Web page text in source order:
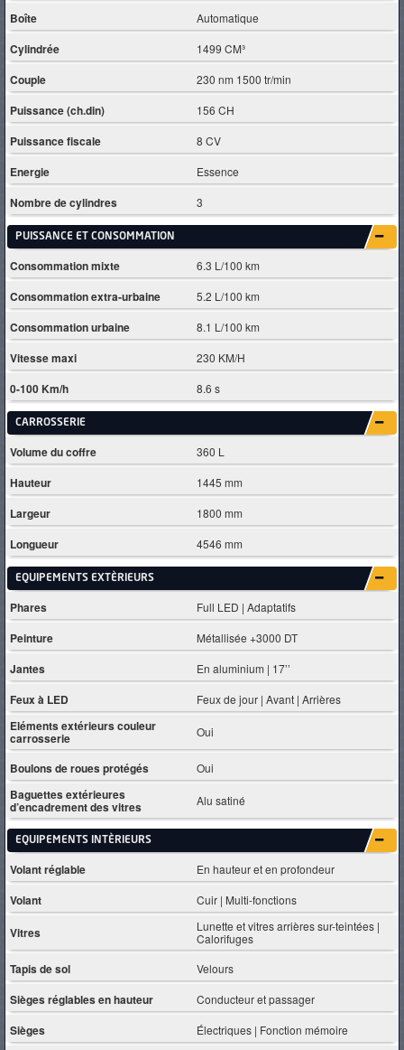
Boîte Automatique
Cylindrée 1499 CM³
Couple 230 nm 1500 tr/min
Puissance (ch.din) 156 CH
Puissance fiscale 8 CV
Energie Essence
Nombre de cylindres 3
PUISSANCE ET CONSOMMATION
Consommation mixte 6.3 L/100 km
Consommation extra-urbaine 5.2 L/100 km
Consommation urbaine 8.1 L/100 km
Vitesse maxi 230 KM/H
0-100 Km/h 8.6 s
CARROSSERIE
Volume du coffre 360 L
Hauteur 1445 mm
Largeur 1800 mm
Longueur 4546 mm
EQUIPEMENTS EXTÈRIEURS
Phares Full LED | Adaptatifs
Peinture Métallisée +3000 DT
Jantes En aluminium | 17’’
Feux à LED Feux de jour | Avant | Arrières
Eléments extérieurs couleur
carrosserie Oui
Boulons de roues protégés Oui
Baguettes extérieures
d’encadrement des vitres Alu satiné
EQUIPEMENTS INTÈRIEURS
Volant réglable En hauteur et en profondeur
Volant Cuir | Multi-fonctions
Vitres
Lunette et vitres arrières sur-teintées |
Calorifuges
Tapis de sol Velours
Sièges réglables en hauteur Conducteur et passager
Sièges Électriques | Fonction mémoire